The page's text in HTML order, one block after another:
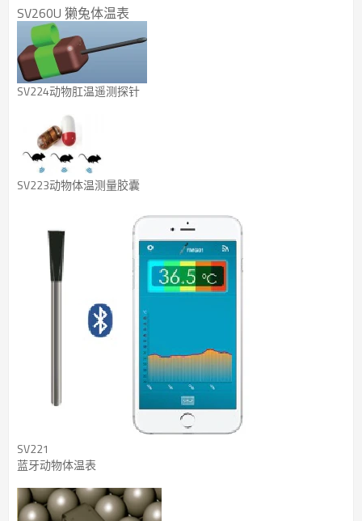
SV260U 獭兔体温表
SV224动物肛温遥测探针
SV223动物体温测量胶囊
SV221
蓝牙动物体温表